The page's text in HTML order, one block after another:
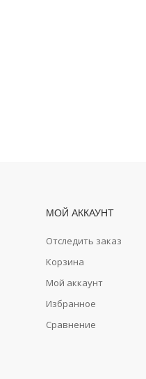
МОЙ АККАУНТ
Отследить заказ
Корзина
Мой аккаунт
Избранное
Сравнение